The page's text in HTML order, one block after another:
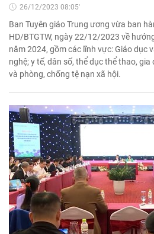
26/12/2023 08:05'
Ban Tuyên giáo Trung ương vừa ban
HD/BTGTW, ngày 22/12/2023 về
năm 2024, gồm các lĩnh vực: Giáo dục
nghệ; y tế, dân số, thể dục thể thao,
và phòng, chống tệ nạn xã hội.